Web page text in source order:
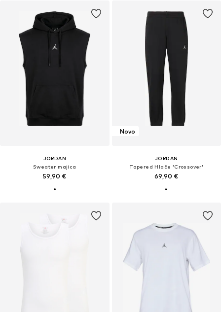
JORDAN
Sweater majica
59,90 €
Novo
JORDAN
Tapered Hlače 'Crossover'
69,90 €